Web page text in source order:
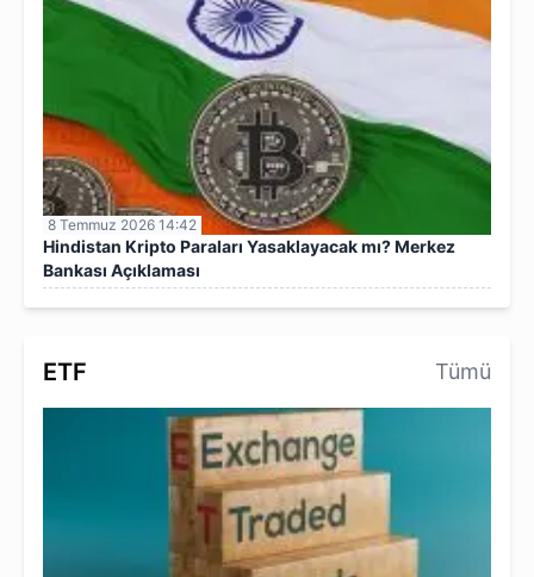
8 Temmuz 2026 14:42
Hindistan Kripto Paraları Yasaklayacak mı? Merkez
Bankası Açıklaması
ETF Tümü